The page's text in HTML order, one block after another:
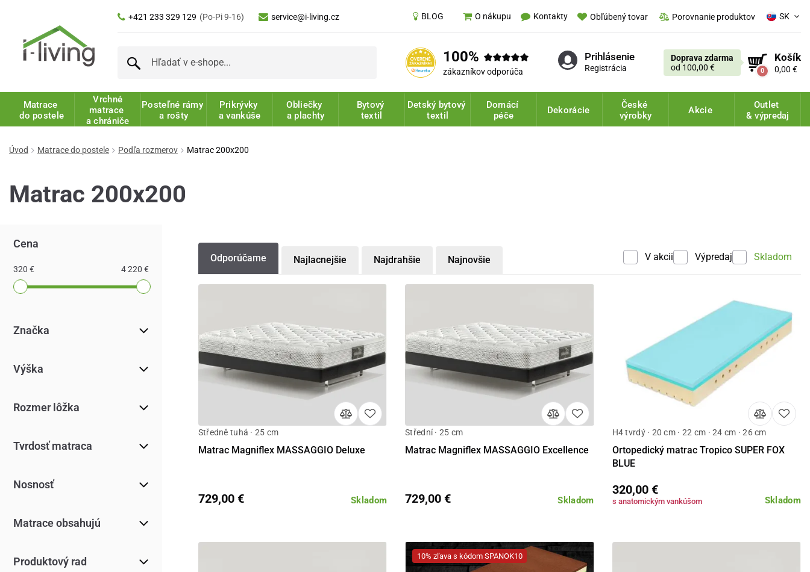
+421 233 329 129 (Po-Pi 9-16) service@i-living.cz BLOG O nákupu Kontakty Obľúbený tovar Porovnanie produktov SK
100%
zákazníkov odporúča
Prihlásenie
Registrácia
Doprava zdarma
od 100,00 €
0
Košík
0,00 €
Matrace
do postele
Vrchné
matrace
a chrániče
Posteľné rámy
a rošty
Prikrývky
a vankúše
Obliečky
a plachty
Bytový
textil
Detský bytový
textil
Domácí
péče
Dekorácie
České
výrobky
Akcie
Outlet
& výpredaj
Úvod Matrace do postele Podľa rozmerov Matrac 200x200
Matrac 200x200
Cena
320 € 4 220 €
Značka
Výška
Rozmer lôžka
Tvrdosť matraca
Nosnosť
Matrace obsahujú
Produktový rad
Odporúčame Najlacnejšie Najdrahšie Najnovšie V akcii Výpredaj Skladom
Středně tuhá · 25 cm
Matrac Magniflex MASSAGGIO Deluxe
Skladom
729,00 €
Střední · 25 cm
Matrac Magniflex MASSAGGIO Excellence
Skladom
729,00 €
H4 tvrdý · 20 cm · 22 cm · 24 cm · 26 cm
Ortopedický matrac Tropico SUPER FOX
BLUE
Skladom
320,00 €
s anatomickým vankúšom
10% zľava s kódom SPANOK10